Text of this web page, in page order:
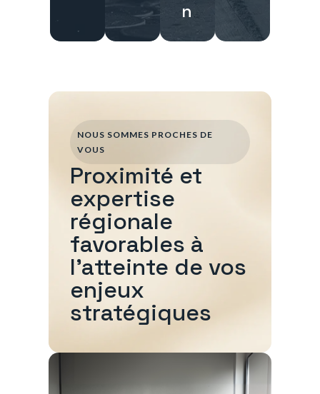
n
NOUS SOMMES PROCHES DE
VOUS
Proximité et
expertise
régionale
favorables à
l'atteinte de vos
enjeux
stratégiques